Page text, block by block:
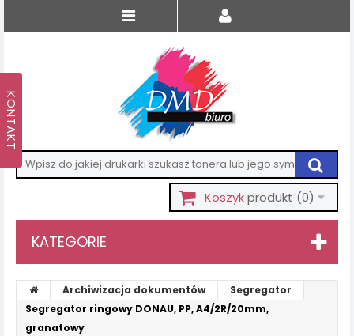
Koszykprodukt (0)
KATEGORIE
Archiwizacja dokumentów
Segregator
Segregator ringowy DONAU, PP, A4/2R/20mm,
granatowy